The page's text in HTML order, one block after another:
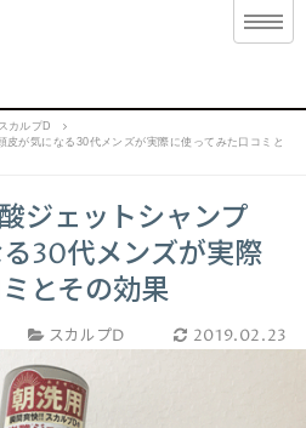
スカルプD
皮が気になる30代メンズが実際に使ってみた口コミと
ジェットシャンプ
30代メンズが実際
とその効果
スカルプD 2019.02.23